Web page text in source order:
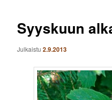
Syyskuun
Julkaistu2.9.2013